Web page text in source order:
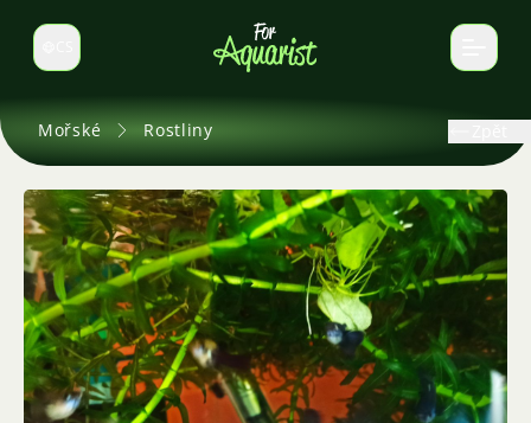
Select language
Mořské Rostliny